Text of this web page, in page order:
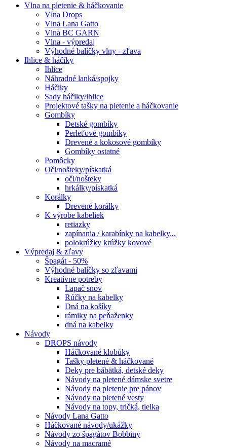
Vlna na pletenie & háčkovanie
Vlna Drops
Vlna Lana Gatto
Vlna BC GARN
Vlna - výpredaj
Výhodné balíčky vlny - zľava
Ihlice & háčiky
Ihlice
Náhradné lanká/spojky
Háčiky
Sady háčiky/ihlice
Projektové tašky na pletenie a háčkovanie
Gombíky
Detské gombíky
Perleťové gombíky
Drevené a kokosové gombíky
Gombíky ostatné
Pomôcky
Oči/nošteky/pískatká
oči/nošteky
hrkálky/pískatká
Korálky
Drevené korálky
K výrobe kabeliek
retiazky
zapínania / karabínky na kabelky...
polokrúžky krúžky kovové
Výpredaj & zľavy
Špagát - 50%
Výhodné balíčky so zľavami
Kreatívne potreby
Lapač snov
Rúčky na kabelky
Dná na košíky
rámiky na peňaženky
dná na kabelky
Návody
DROPS návody
Háčkované klobúky
Tašky pletené & háčkované
Deky pre bábätká, detské deky
Návody na pletené dámske svetre
Návody na pletenie pre pánov
Návody na pletené vesty
Návody na topy, tričká, tielka
Návody Lana Gatto
Háčkované návody/ukážky
Návody zo špagátov Bobbiny
Návody na macramé